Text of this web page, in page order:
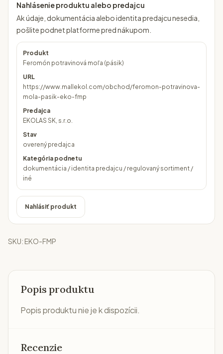
Nahlásenie produktu alebo predajcu
Ak údaje, dokumentácia alebo identita predajcu nesedia,
pošlite podnet platforme pred nákupom.
Produkt
Feromón potravinová moľa (pásik)
URL
https://www.mallekol.com/obchod/feromon-potravinova-
mola-pasik-eko-fmp
Predajca
EKOLAS SK, s.r.o.
Stav
overený predajca
Kategória podnetu
dokumentácia / identita predajcu / regulovaný sortiment /
iné
Nahlásiť produkt
SKU: EKO-FMP
Popis produktu
Popis produktu nie je k dispozícii.
Recenzie